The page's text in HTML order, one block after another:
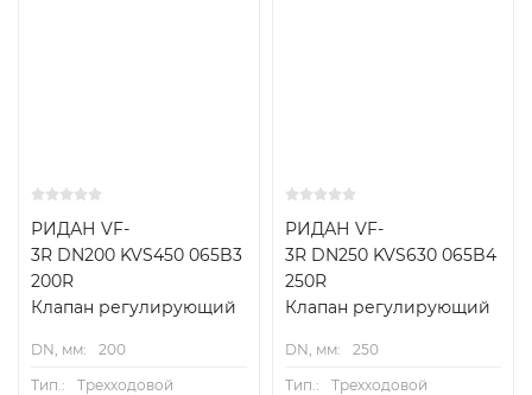
РИДАН VF-
3R DN200 KVS450 065B3
200R
Клапан регулирующий
DN, мм:
200
Тип.:
Трехходовой
РИДАН VF-
3R DN250 KVS630 065B4
250R
Клапан регулирующий
DN, мм:
250
Тип.:
Трехходовой